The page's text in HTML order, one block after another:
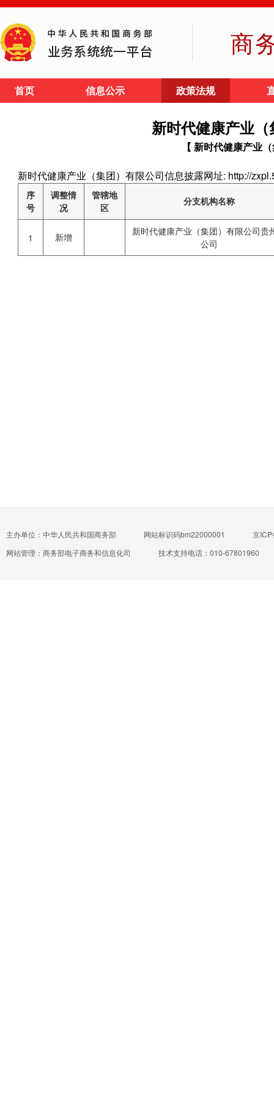
商
首页 信息公示 政策法规
新时代健康产业
【 新时代健康产业
新时代健康产业（集团）有限公司信息披露网址: http://
序
号
调整情
况
管辖地
区
分支机构名称
1 新增
新时代健康产业（集团）有限公司贵
公司
主办单位：中华人民共和国商务部 网站标识码bm22000001
京
网站管理：商务部电子商务和信息化司
技术支持电话：010-67801960